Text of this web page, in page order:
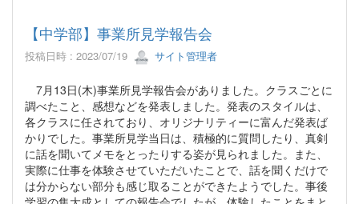
【中学部】事業所見学報告会
投稿日時 : 2023/07/19 サイト管理者
7月13日(木)事業所見学報告会がありました。クラスごとに
調べたこと、感想などを発表しました。発表のスタイルは、
各クラスに任されており、オリジナリティーに富んだ発表ば
かりでした。事業所見学当日は、積極的に質問したり、真剣
に話を聞いてメモをとったりする姿が見られました。また、
実際に仕事を体験させていただいたことで、話を聞くだけで
は分からない部分も感じ取ることができたようでした。事後